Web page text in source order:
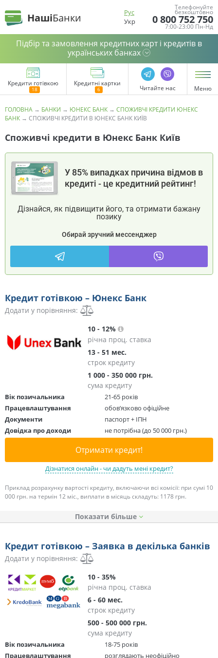
НашіБанки
Рус
Укр
Телефонуйте
безкоштовно
0 800 752 750
7:00-23:00 Пн-Нд
Підбір та замовлення кредитних карт і кредитів в
українських банках
Кредити готівкою Кредитні картки
Читайте нас Меню
ГОЛОВНА → БАНКИ → ЮНЕКС БАНК → СПОЖИВЧІ КРЕДИТИ ЮНЕКС
БАНК → СПОЖИВЧІ КРЕДИТИ В ЮНЕКС БАНК КИЇВ
Споживчі кредити в Юнекс Банк Київ
У 85% випадках причина відмов в
кредиті - це кредитний рейтинг!
Дізнайся, як підвищити його, та отримати бажану
позику
Обирай зручний мессенджер
Кредит готівкою – Юнекс Банк
Додати у порівняння:
10 - 12%
річна проц. ставка
13 - 51 мес.
строк кредиту
1 000 - 350 000 грн.
сума кредиту
Вік позичальника
21-65 років
Працевлаштування
обов’язково офіційне
Документи
паспорт + ІПН
Довідка про доходи
не потрібна (до 50 000 грн.)
Отримати кредит!
Дізнатися онлайн - чи дадуть мені кредит?
Приклад розрахунку вартості кредиту, включаючи всі комісії: при сумі 10
000 грн. на термін 12 міс., виплати в місяць складуть: 1178 грн.
Показати
Кредит готівкою – Заявка в декілька банків
Додати у порівняння:
10 - 35%
річна проц. ставка
6 - 60 мес.
строк кредиту
500 - 500 000 грн.
сума кредиту
Вік позичальника
18-75 років
Працевлаштування
розглядають неофіційно